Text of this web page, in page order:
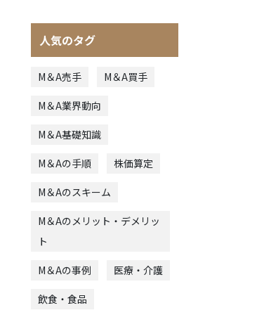
人気のタグ
M＆A売手 M＆A買手
M＆A業界動向
M＆A基礎知識
M＆Aの手順 株価算定
M＆Aのスキーム
M＆Aのメリット・デメリッ
ト
M＆Aの事例 医療・介護
飲食・食品